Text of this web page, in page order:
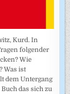
Kurd. In
folgender
Wie
Was ist
dem Untergang
das sich zu